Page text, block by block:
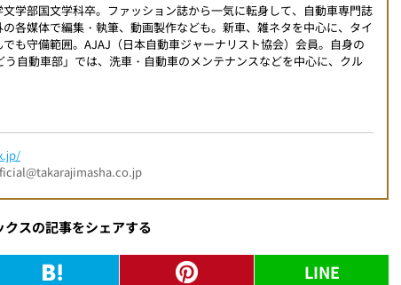
学部国文学科卒。ファッション誌から一気に転身して、自動車専門誌
各媒体で編集・執筆、動画製作なども。新車、雑ネタを中心に、タイ
も守備範囲。AJAJ（日本自動車ジャーナリスト協会）会員。自身の
自動車部」では、洗車・自動車のメンテナンスなどを中心に、クル
クスの記事をシェアする
LINE